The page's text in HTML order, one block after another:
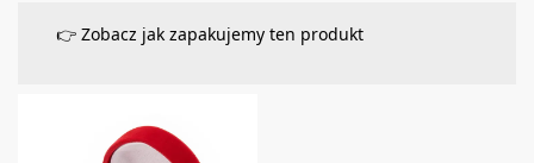
👉 Zobacz jak zapakujemy ten produkt